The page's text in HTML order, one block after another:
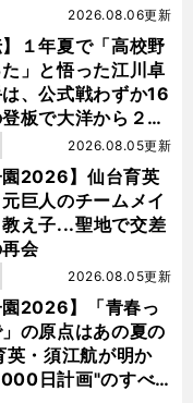
】１年夏で「高校野
」と悟った江川卓
、公式戦わずか16
板で大洋から２位
2026.08.06更新
園2026】仙台育英
巨人のチームメイ
教え子...聖地で交差
会
2026.08.05更新
園2026】「青春っ
の原点はあの夏の
英・須江航が明か
日計画"のすべ
2026.08.05更新